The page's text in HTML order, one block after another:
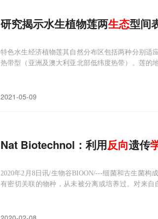
研究揭示水生植物莲两生态型间
特色水生经济植物莲其自然分布区包括两种分别适
热带型（亚洲及澳大利亚北部低纬度热带）。莲的
2021-05-09
Nat Biotechnol：利用反向遗传
2020年2月8日讯/生物谷BIOON/---细菌和古生菌构
有密切关联的物种，从未被分离或培养过。对来